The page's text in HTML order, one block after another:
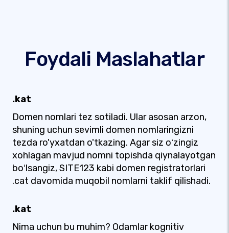
Foydali Maslahatlar
.kat
Domen nomlari tez sotiladi. Ular asosan arzon,
shuning uchun sevimli domen nomlaringizni
tezda ro'yxatdan o'tkazing. Agar siz oʻzingiz
xohlagan mavjud nomni topishda qiynalayotgan
boʻlsangiz, SITE123 kabi domen registratorlari
.cat davomida muqobil nomlarni taklif qilishadi.
.kat
Nima uchun bu muhim? Odamlar kognitiv